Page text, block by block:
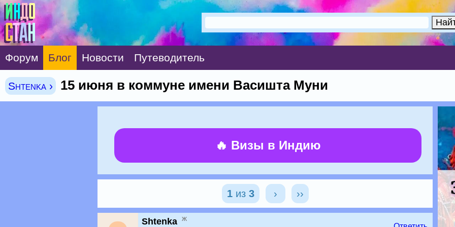
Форум Блог Новости Путеводитель
Shtenka › 15 июня в коммуне имени Васишта Муни
🔥 Визы в Индию
1из 3 › ››
Shtenka ж